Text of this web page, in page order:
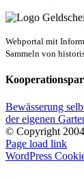
Webportal mit
Sammeln von
Bewässerung
der eigenen
© Copyright
E-
Mail
Page load link
WordPress